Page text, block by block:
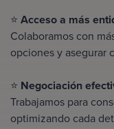
⭐ Acceso a más
Colaboramos con
opciones y asegurar
⭐ Negociación
Trabajamos para
optimizando cada